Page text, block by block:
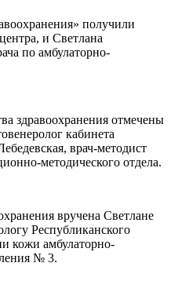
получили
и Светлана
по амбулаторно-
здравоохранения отмечены
кабинета
врач-методист
методического отдела.
вручена Светлане
Республиканского
кожи амбулаторно-
№ 3.